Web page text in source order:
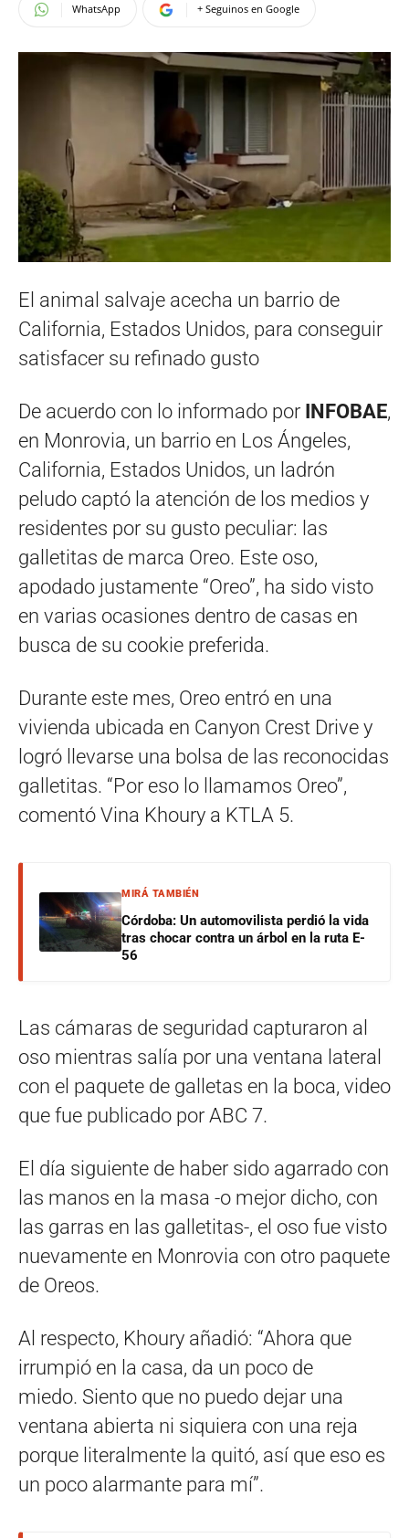
WhatsApp + Seguinos en Google
El animal salvaje acecha un barrio de
California, Estados Unidos, para conseguir
satisfacer su refinado gusto
De acuerdo con lo informado por INFOBAE,
en Monrovia, un barrio en Los Ángeles,
California, Estados Unidos, un ladrón
peludo captó la atención de los medios y
residentes por su gusto peculiar: las
galletitas de marca Oreo. Este oso,
apodado justamente “Oreo”, ha sido visto
en varias ocasiones dentro de casas en
busca de su cookie preferida.
Durante este mes, Oreo entró en una
vivienda ubicada en Canyon Crest Drive y
logró llevarse una bolsa de las reconocidas
galletitas. “Por eso lo llamamos Oreo”,
comentó Vina Khoury a KTLA 5.
MIRÁ TAMBIÉN
Córdoba: Un automovilista perdió la vida
tras chocar contra un árbol en la ruta E-
56
Las cámaras de seguridad capturaron al
oso mientras salía por una ventana lateral
con el paquete de galletas en la boca, video
que fue publicado por ABC 7.
El día siguiente de haber sido agarrado con
las manos en la masa -o mejor dicho, con
las garras en las galletitas-, el oso fue visto
nuevamente en Monrovia con otro paquete
de Oreos.
Al respecto, Khoury añadió: “Ahora que
irrumpió en la casa, da un poco de
miedo. Siento que no puedo dejar una
ventana abierta ni siquiera con una reja
porque literalmente la quitó, así que eso es
un poco alarmante para mí”.